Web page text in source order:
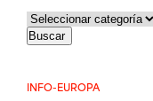
INFO-EUROPA